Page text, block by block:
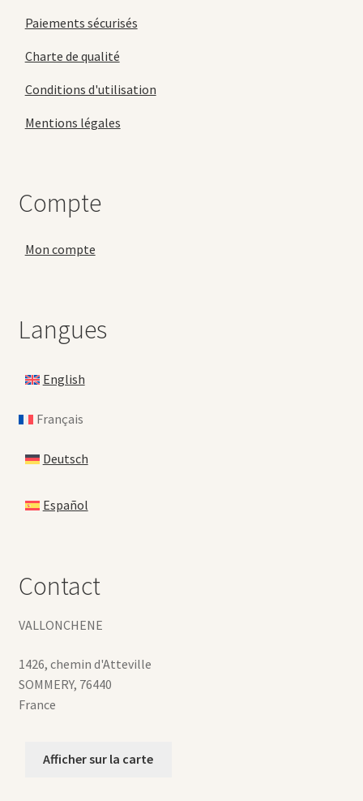
Paiements sécurisés
Charte de qualité
Conditions d'utilisation
Mentions légales
Compte
Mon compte
Langues
English
Français
Deutsch
Español
Contact
VALLONCHENE
1426, chemin d'Atteville
SOMMERY, 76440
France
Afficher sur la carte